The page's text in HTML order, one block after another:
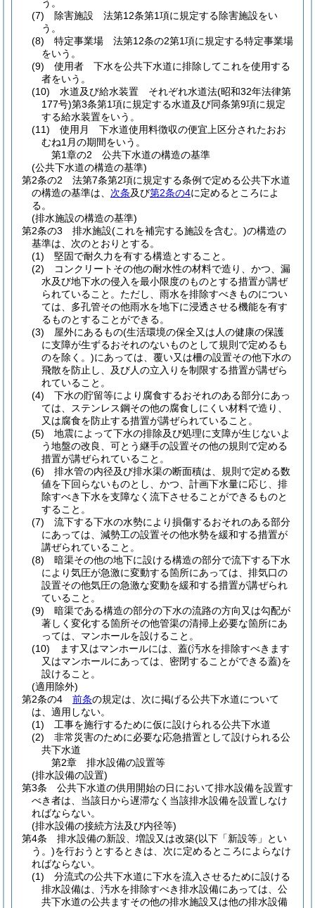
う。
(7)
除害施設 法第12条第1項に規定する除害施設をい
う。
(8)
特定事業場 法第12条の2第1項に規定する特定事業場
をいう。
(9)
使用者 下水を公共下水道に排除してこれを使用する
者をいう。
(10)
水道及び給水装置 それぞれ水道法(昭和32年法律第
177号)第3条第1項に規定する水道及び同条第9項に規定
する給水装置をいう。
(11)
使用月 下水道使用料徴収の便宜上区分されたおお
むね1月の期間をいう。
第1章の2
公共下水道の構造の基準
(公共下水道の構造の基準)
第2条の2
法第7条第2項に規定する条例で定める公共下水道
の構造の基準は、 次条及び第2条の4に定めるところによ
る。
(排水施設の構造の基準)
第2条の3
排水施設(これを補完する施設を含む。)の構造の
基準は、次のとおりとする。
(1)
堅固で耐久力を有する構造とすること。
(2)
コンクリートその他の耐水性の材料で造り、かつ、漏
水及び地下水の侵入を最小限度のものとする措置が講ぜ
られていること。 ただし、雨水を排除すべきものについ
ては、多孔管その他雨水を地下に浸透させる機能を有す
るものとすることができる。
(3)
屋外にあるもの(生活環境の保全又は人の健康の保護
に支障が生ずるおそれのないものとして規則で定めるも
のを除く。)にあっては、覆い又は柵の設置その他下水の
飛散を防止し、及び人の立入りを制限する措置が講ぜら
れていること。
(4)
下水の貯留等により腐食するおそれのある部分にあっ
ては、ステンレス鋼その他の腐食しにくい材料で造り、
又は腐食を防止する措置が講ぜられていること。
(5)
地震によって下水の排除及び処理に支障が生じないよ
う地盤の改良、可とう継手の設置その他の規則で定める
措置が講ぜられていること。
(6)
排水管の内径及び排水渠の断面積は、規則で定める数
値を下回らないものとし、かつ、計画下水量に応じ、排
除すべき下水を支障なく流下させることができるものと
すること。
(7)
流下する下水の水勢により損傷するおそれのある部分
にあっては、減勢工の設置その他水勢を緩和する措置が
講ぜられていること。
(8)
暗渠その他の地下に設ける構造の部分で流下する下水
により気圧が急激に変動する箇所にあっては、排気口の
設置その他気圧の急激な変動を緩和する措置が講ぜられ
ていること。
(9)
暗渠である構造の部分の下水の流路の方向又は勾配が
著しく変化する箇所その他管渠の清掃上必要な箇所にあ
っては、マンホールを設けること。
(10)
ます又はマンホールには、蓋(汚水を排除すべきます
又はマンホールにあっては、密閉することができる蓋)を
設けること。
(適用除外)
第2条の4
前条の規定は、次に掲げる公共下水道について
は、適用しない。
(1)
工事を施行するために仮に設けられる公共下水道
(2)
非常災害のために必要な応急措置として設けられる公
共下水道
第2章
排水設備の設置等
(排水設備の設置)
第3条
公共下水道の供用開始の日において排水設備を設置す
べき者は、当該日から遅滞なく当該排水設備を設置しなけ
ればならない。
(排水設備の接続方法及び内径等)
第4条
排水設備の新設、増設又は改築(以下「新設等」とい
う。)を行おうとするときは、次に定めるところによらなけ
ればならない。
(1)
分流式の公共下水道に下水を流入させるために設ける
排水設備は、汚水を排除すべき排水設備にあっては、公
共下水道の公共ますその他の排水施設又は他の排水設備